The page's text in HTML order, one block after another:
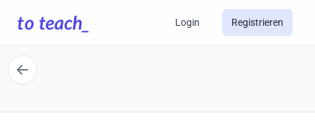
Login Registrieren